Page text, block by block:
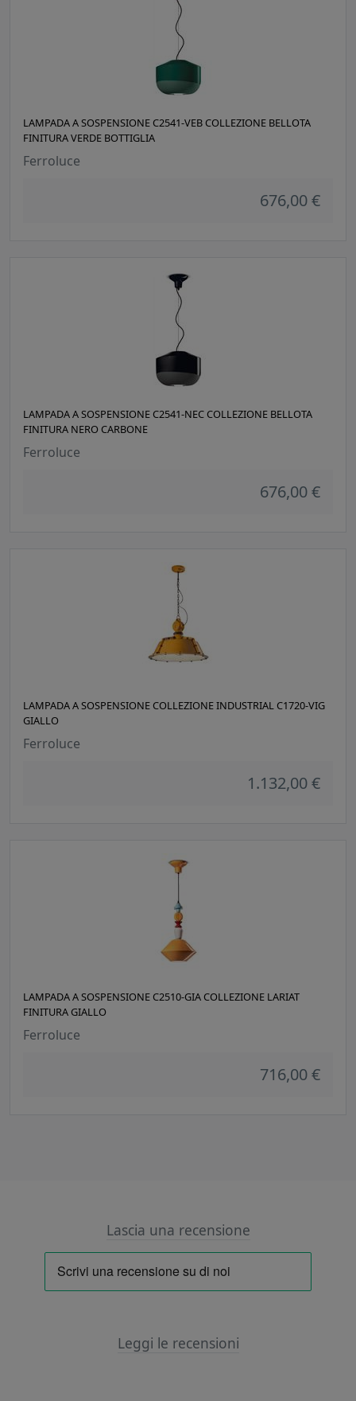
LAMPADA A SOSPENSIONE C2541-VEB COLLEZIONE BELLOTA
FINITURA VERDE BOTTIGLIA
Ferroluce
676,00 €
LAMPADA A SOSPENSIONE C2541-NEC COLLEZIONE BELLOTA
FINITURA NERO CARBONE
Ferroluce
676,00 €
LAMPADA A SOSPENSIONE COLLEZIONE INDUSTRIAL C1720-VIG
GIALLO
Ferroluce
1.132,00 €
LAMPADA A SOSPENSIONE C2510-GIA COLLEZIONE LARIAT
FINITURA GIALLO
Ferroluce
716,00 €
Lascia una recensione
Leggi le recensioni